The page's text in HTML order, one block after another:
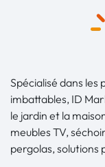
Spécialisé dans
imbattables, ID
le jardin et la
meubles TV,
pergolas, solutions